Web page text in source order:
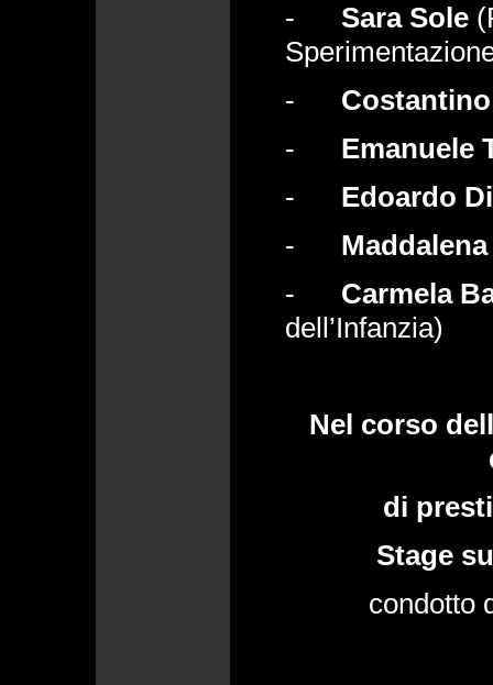
- Sara Sole
-
- Emanuele
- Edoardo
-
- Carmela
dell’Infanzia)
Nel corso
di
Stage
condotto